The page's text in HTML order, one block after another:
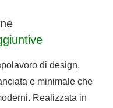
di design,
e minimale che
Realizzata in